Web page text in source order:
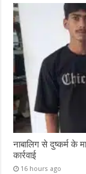
नाबालिग से दुष्कर्म के
कार्रवाई
16 hours ago